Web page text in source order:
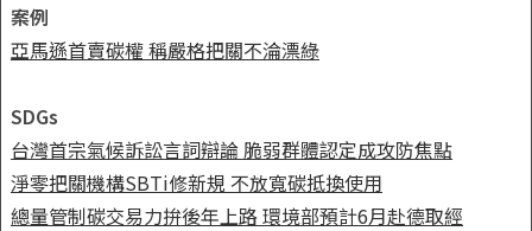
案例
亞馬遜首賣碳權 稱嚴格把關不淪漂綠
SDGs
台灣首宗氣候訴訟言詞辯論 脆弱群體認定成攻防焦點
淨零把關機構SBTi修新規 不放寬碳抵換使用
總量管制碳交易力拚後年上路 環境部預計6月赴德取經